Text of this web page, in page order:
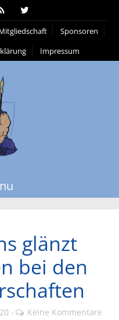
Sponsoren
Impressum
glänzt
bei den
Keine Kommentare